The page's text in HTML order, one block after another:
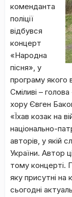
коменданта
поліції
відбувся
концерт
«Народна
пісня», у
програму якого
Сміливі –
хору Євген
«Їхав козак на
національно-
авторів, у якій
України. Автор
тому концерті.
яку присутні на
сьогодні